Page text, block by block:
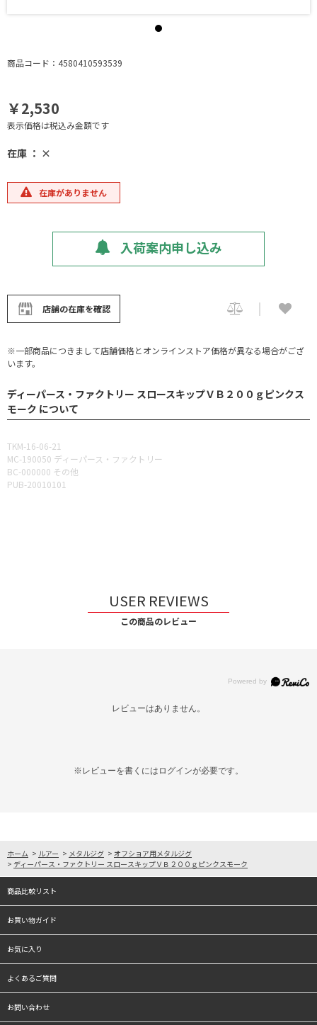
商品コード：4580410593539
￥2,530
表示価格は税込み金額です
在庫 ： ×
在庫がありません
入荷案内申し込み
店舗の在庫を確認
※一部商品につきまして店舗価格とオンラインストア価格が異なる場合がござ
います。
ディーパース・ファクトリー スロースキップＶＢ２００ｇピンクス
モーク について
TKM-16-06-21
MC-190050 ディーパース・ファクトリー
BC-000000 その他
PUB-20010101
USER REVIEWS
この商品のレビュー
レビューはありません。
※レビューを書くには ログインが必要です。
ホーム > ルアー > メタルジグ > オフショア用メタルジグ
> ディーパース・ファクトリー スロースキップＶＢ２００ｇピンクスモーク
商品比較リスト
お買い物ガイド
お気に入り
よくあるご質問
お問い合わせ